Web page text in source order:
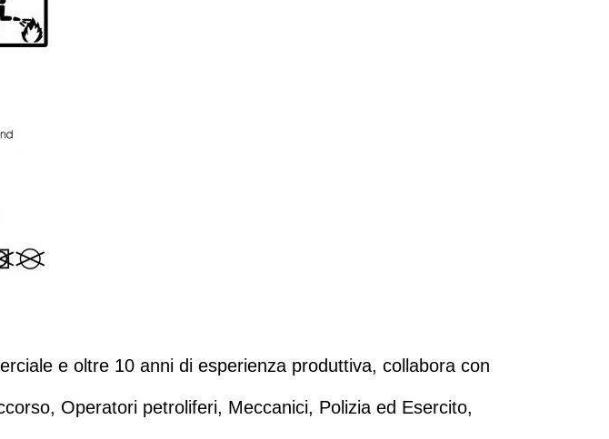
e oltre 10 anni di esperienza produttiva, collabora con
Operatori petroliferi, Meccanici, Polizia ed Esercito,